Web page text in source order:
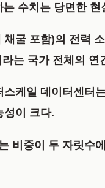
수치는 당면한 현
굴 포함)의 전력
는 국가 전체의
케일 데이터센
성이 크다.
비중이 두 자릿